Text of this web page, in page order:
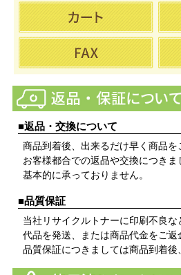
■返品・交換について
商品到着後、出来るだけ早く商品を
お客様都合での返品や交換につきま
基本的に承っておりません。
■品質保証
当社リサイクルトナーに印刷不良な
代品を発送、または商品代金をご返
品質保証につきましては商品到着後